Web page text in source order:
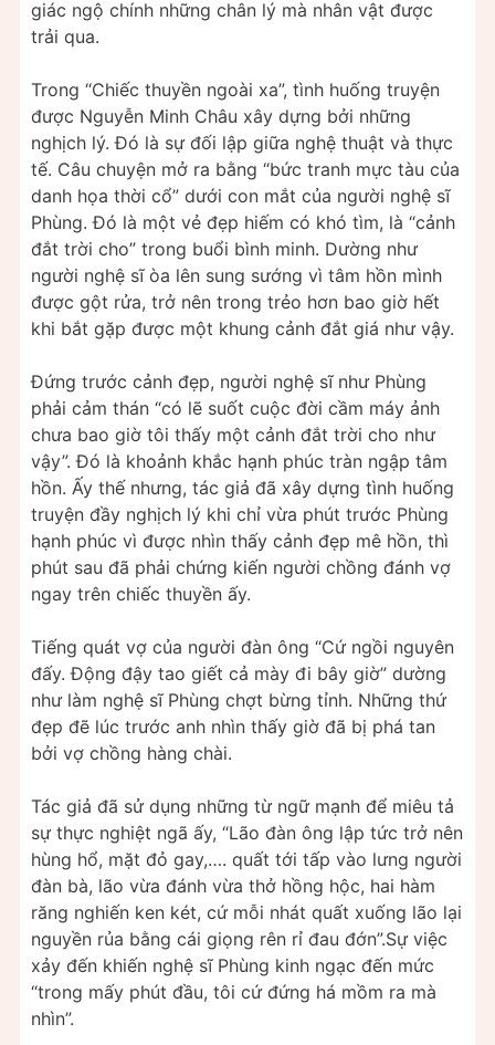
giác ngộ chính những chân lý mà nhân vật được
trải qua.
Trong “Chiếc thuyền ngoài xa”, tình huống truyện
được Nguyễn Minh Châu xây dựng bởi những
nghịch lý. Đó là sự đối lập giữa nghệ thuật và thực
tế. Câu chuyện mở ra bằng “bức tranh mực tàu của
danh họa thời cổ” dưới con mắt của người nghệ sĩ
Phùng. Đó là một vẻ đẹp hiếm có khó tìm, là “cảnh
đắt trời cho” trong buổi bình minh. Dường như
người nghệ sĩ òa lên sung sướng vì tâm hồn mình
được gột rửa, trở nên trong trẻo hơn bao giờ hết
khi bắt gặp được một khung cảnh đắt giá như vậy.
Đứng trước cảnh đẹp, người nghệ sĩ như Phùng
phải cảm thán “có lẽ suốt cuộc đời cầm máy ảnh
chưa bao giờ tôi thấy một cảnh đắt trời cho như
vậy”. Đó là khoảnh khắc hạnh phúc tràn ngập tâm
hồn. Ấy thế nhưng, tác giả đã xây dựng tình huống
truyện đầy nghịch lý khi chỉ vừa phút trước Phùng
hạnh phúc vì được nhìn thấy cảnh đẹp mê hồn, thì
phút sau đã phải chứng kiến người chồng đánh vợ
ngay trên chiếc thuyền ấy.
Tiếng quát vợ của người đàn ông “Cứ ngồi nguyên
đấy. Động đậy tao giết cả mày đi bây giờ” dường
như làm nghệ sĩ Phùng chợt bừng tỉnh. Những thứ
đẹp đẽ lúc trước anh nhìn thấy giờ đã bị phá tan
bởi vợ chồng hàng chài.
Tác giả đã sử dụng những từ ngữ mạnh để miêu tả
sự thực nghiệt ngã ấy, “Lão đàn ông lập tức trở nên
hùng hổ, mặt đỏ gay,…. quất tới tấp vào lưng người
đàn bà, lão vừa đánh vừa thở hồng hộc, hai hàm
răng nghiến ken két, cứ mỗi nhát quất xuống lão lại
nguyền rủa bằng cái giọng rên rỉ đau đớn”.Sự việc
xảy đến khiến nghệ sĩ Phùng kinh ngạc đến mức
“trong mấy phút đầu, tôi cứ đứng há mồm ra mà
nhìn”.